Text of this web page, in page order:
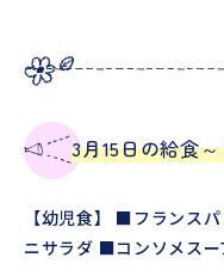
3月15日の給食
【幼児食】 ■フランス
ニサラダ ■コンソメス